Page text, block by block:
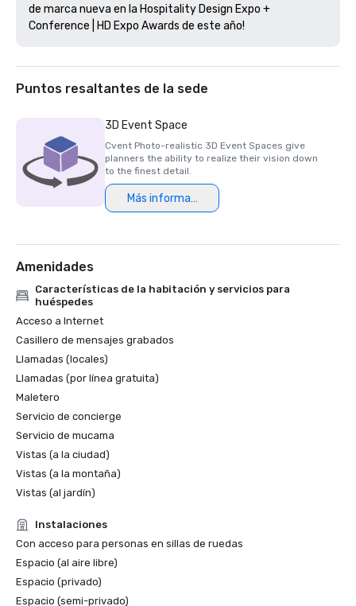
de marca nueva en la Hospitality Design Expo +
Conference | HD Expo Awards de este año!
Puntos resaltantes de la sede
3D Event Space
Cvent Photo-realistic 3D Event Spaces give
planners the ability to realize their vision down
to the finest detail.
Más información
Amenidades
Características de la habitación y servicios para
huéspedes
Acceso a Internet
Casillero de mensajes grabados
Llamadas (locales)
Llamadas (por línea gratuita)
Maletero
Servicio de concierge
Servicio de mucama
Vistas (a la ciudad)
Vistas (a la montaña)
Vistas (al jardín)
Instalaciones
Con acceso para personas en sillas de ruedas
Espacio (al aire libre)
Espacio (privado)
Espacio (semi-privado)